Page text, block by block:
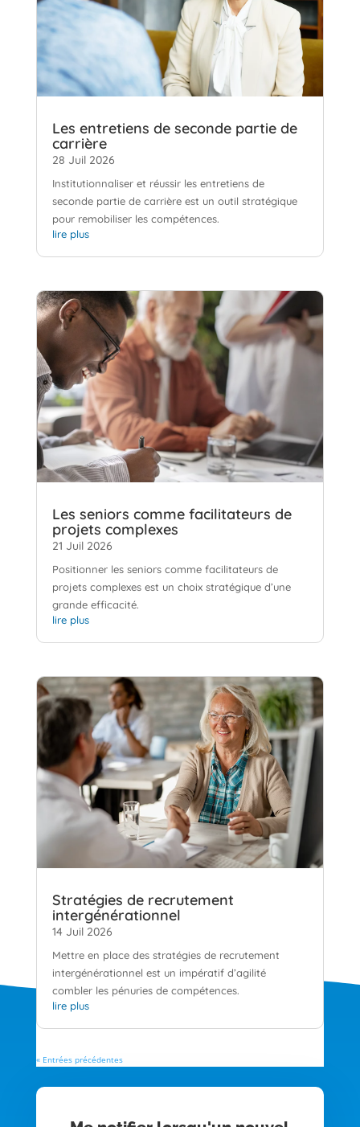
Les entretiens de seconde partie de
carrière
28 Juil 2026
Institutionnaliser et réussir les entretiens de
seconde partie de carrière est un outil stratégique
pour remobiliser les compétences.
lire plus
Les seniors comme facilitateurs de
projets complexes
21 Juil 2026
Positionner les seniors comme facilitateurs de
projets complexes est un choix stratégique d’une
grande efficacité.
lire plus
Stratégies de recrutement
intergénérationnel
14 Juil 2026
Mettre en place des stratégies de recrutement
intergénérationnel est un impératif d’agilité
combler les pénuries de compétences.
lire plus
« Entrées précédentes